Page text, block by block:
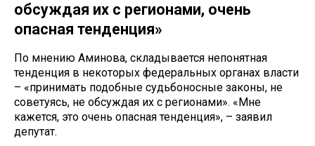
обсуждая их с регионами, очень
опасная тенденция»
По мнению Аминова, складывается непонятная
тенденция в некоторых федеральных органах власти
– «принимать подобные судьбоносные законы, не
советуясь, не обсуждая их с регионами». «Мне
кажется, это очень опасная тенденция», – заявил
депутат.